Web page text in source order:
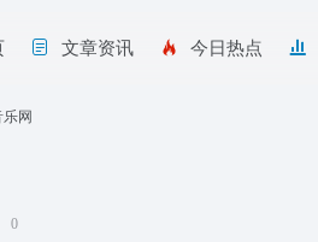
文章资讯 今日热点
网
0